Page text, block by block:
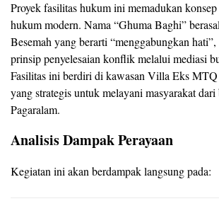
Proyek fasilitas hukum ini memadukan
hukum modern. Nama “Ghuma Baghi”
Besemah yang berarti “menggabungkan
prinsip penyelesaian konflik melalui mediasi
Fasilitas ini berdiri di kawasan Villa Eks
yang strategis untuk melayani masyarakat
Pagaralam.
Analisis Dampak Perayaan
Kegiatan ini akan berdampak langsung pada: